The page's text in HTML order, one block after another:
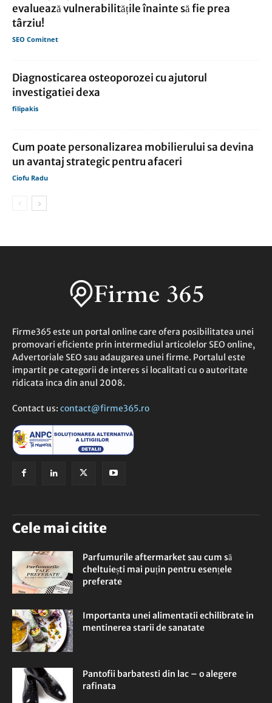
evaluează vulnerabilitățile înainte să fie prea
târziu!
SEO Comitnet
Diagnosticarea osteoporozei cu ajutorul
investigatiei dexa
filipakis
Cum poate personalizarea mobilierului sa devina
un avantaj strategic pentru afaceri
Ciofu Radu
Firme365 este un portal online care ofera posibilitatea unei
promovari eficiente prin intermediul articolelor SEO online,
Advertoriale SEO sau adaugarea unei firme. Portalul este
impartit pe categorii de interes si localitati cu o autoritate
ridicata inca din anul 2008.
Contact us: contact@firme365.ro
Cele mai citite
Parfumurile aftermarket sau cum să
cheltuiești mai puțin pentru esențele
preferate
Importanta unei alimentatii echilibrate in
mentinerea starii de sanatate
Pantofii barbatesti din lac – o alegere
rafinata